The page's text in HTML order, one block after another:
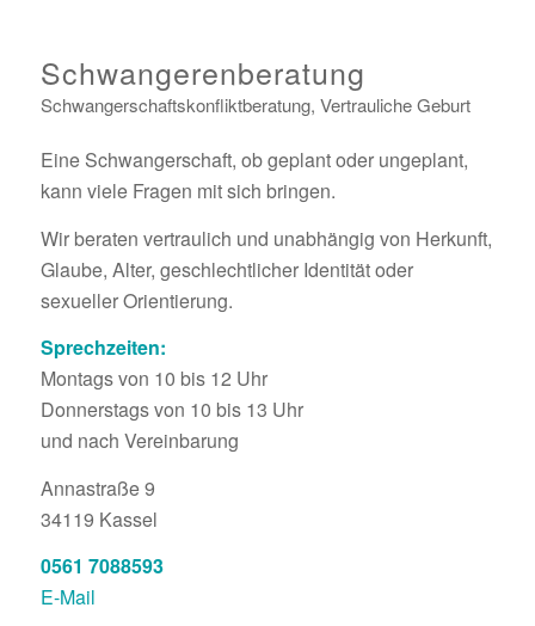
Schwangerenberatung
Schwangerschaftskonfliktberatung, Vertrauliche Geburt
Eine Schwangerschaft, ob geplant oder ungeplant,
kann viele Fragen mit sich bringen.
Wir beraten vertraulich und unabhängig von Herkunft,
Glaube, Alter, geschlechtlicher Identität oder
sexueller Orientierung.
Sprechzeiten:
Montags von 10 bis 12 Uhr
Donnerstags von 10 bis 13 Uhr
und nach Vereinbarung
Annastraße 9
34119 Kassel
0561 7088593
E-Mail